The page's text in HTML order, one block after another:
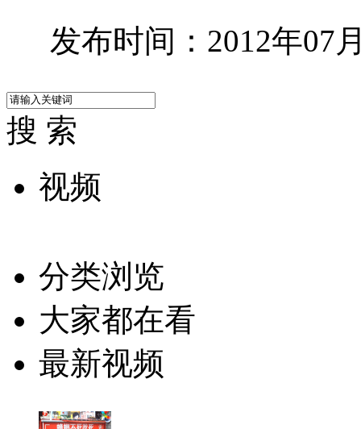
发布时间：2012年07
搜 索
视频
分类浏览
大家都在看
最新视频